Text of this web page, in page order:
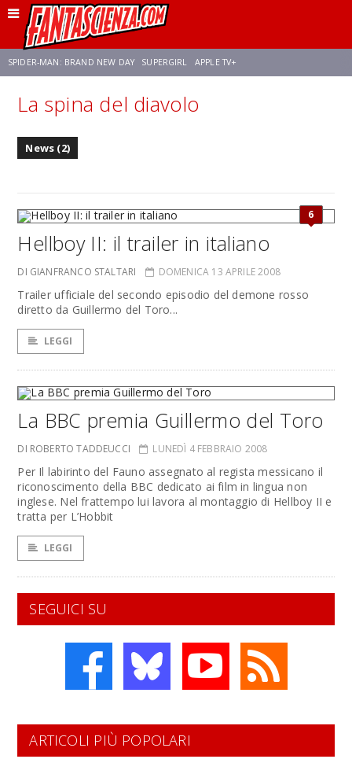
SPIDER-MAN: BRAND NEW DAY SUPERGIRL APPLE TV+
FRANCO RICCIARDIELLO ZENDAYA STAR TREK
La spina del diavolo
News (2)
6
Hellboy II: il trailer in italiano
DI GIANFRANCO STALTARI DOMENICA 13 APRILE 2008
Trailer ufficiale del secondo episodio del demone rosso
diretto da Guillermo del Toro...
LEGGI
La BBC premia Guillermo del Toro
DI ROBERTO TADDEUCCI LUNEDÌ 4 FEBBRAIO 2008
Per Il labirinto del Fauno assegnato al regista messicano il
riconoscimento della BBC dedicato ai film in lingua non
inglese. Nel frattempo lui lavora al montaggio di Hellboy II e
tratta per L’Hobbit
LEGGI
SEGUICI SU
ARTICOLI PIÙ POPOLARI